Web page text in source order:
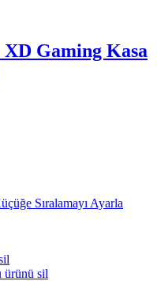
Gaming Kasa
Sıralamayı Ayarla
ürünü sil